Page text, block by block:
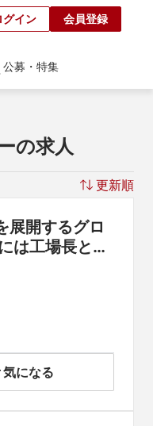
グイン 会員登録
公募・特集
の求人
更新順
展開するグロ
は工場長とし
気になる